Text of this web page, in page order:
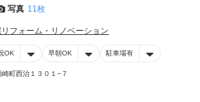
写真 11枚
フォーム・リノベーション
OK 早朝OK 駐車場有
町西治１３０１−７